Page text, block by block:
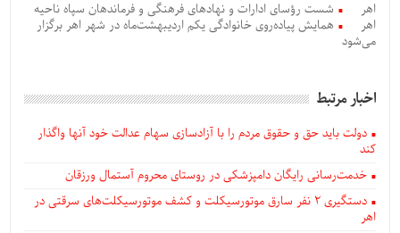
اهر
شست رؤسای ادارات و نهادهای فرهنگی و فرماندهان سپاه ناحیه
اهر
همایش پیاده‌روی خانوادگی یکم اردیبهشت‌ماه در شهر اهر برگزار
می‌شود
اخبار مرتبط
دولت باید حق و حقوق مردم را با آزادسازی سهام عدالت خود آنها واگذار
کند
خدمت‌رسانی رایگان دامپزشکی در روستای محروم آستمال ورزقان
دستگيری ۲ نفر سارق موتورسیکلت و کشف موتورسیکلت‌های سرقتی در
اهر